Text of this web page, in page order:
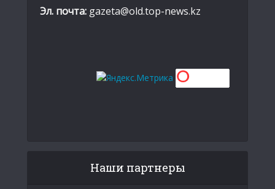
Эл. почта: gazeta@old.top-news.kz
Наши партнеры